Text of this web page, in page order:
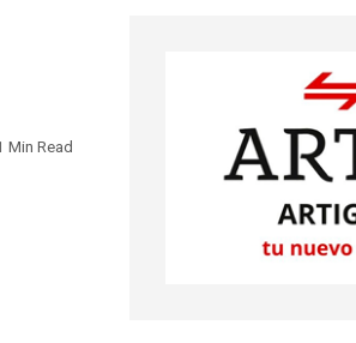
Min Read